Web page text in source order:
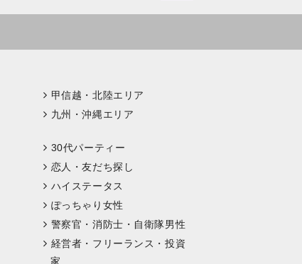
甲信越・北陸エリア
九州・沖縄エリア
30代パーティー
恋人・友だち探し
ハイステータス
ぽっちゃり女性
警察官・消防士・自衛隊男性
経営者・フリーランス・投資
家